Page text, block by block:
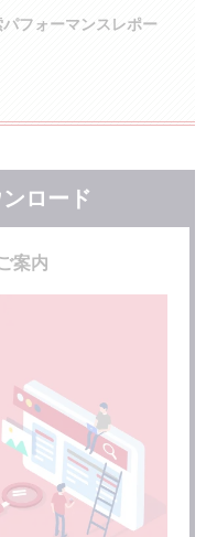
フォーマンスレポー
ロード
案内